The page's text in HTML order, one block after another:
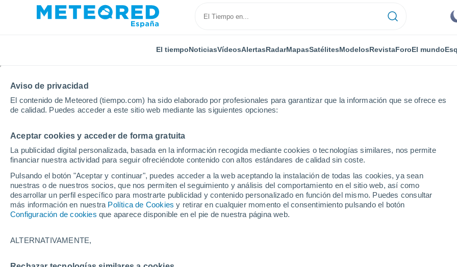
Aviso de privacidad
El contenido de Meteored (tiempo.com) ha sido elaborado por profesionales para garantizar que la información que se ofrece es
de calidad. Puedes acceder a este sitio web mediante las siguientes opciones:
Aceptar cookies y acceder de forma gratuita
La publicidad digital personalizada, basada en la información recogida mediante cookies o tecnologías similares, nos permite
financiar nuestra actividad para seguir ofreciéndote contenido con altos estándares de calidad sin coste.
Pulsando el botón "Aceptar y continuar", puedes acceder a la web aceptando la instalación de todas las cookies, ya sean
nuestras o de nuestros socios, que nos permiten el seguimiento y análisis del comportamiento en el sitio web, así como
desarrollar un perfil específico para mostrarte publicidad y contenido personalizado en función del mismo. Puedes consultar
más información en nuestra Política de Cookies y retirar en cualquier momento el consentimiento pulsando el botón
Configuración de cookies que aparece disponible en el pie de nuestra página web.
ALTERNATIVAMENTE,
El tiempoNoticiasVídeosAlertasRadarMapasSatélitesModelosRevistaForoEl mundo
Inicio País Vasco Vizcaya Ibarrangelu-Elejalde
El tiempo en Ibarrangelu-Elejalde por horas
El Tiempo 1 - 7 días Por horas
Gráfica del tiempo por horas en Ibarrangelu-Elejalde
SÍMBOLO TEMPERATURA